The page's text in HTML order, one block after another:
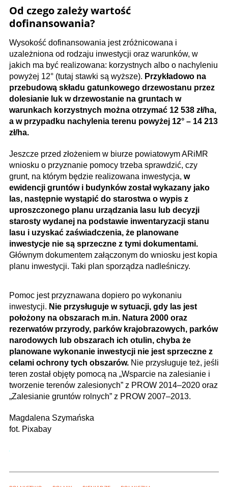
Od czego zależy wartość
dofinansowania?
Wysokość dofinansowania jest zróżnicowana i
uzależniona od rodzaju inwestycji oraz warunków, w
jakich ma być realizowana: korzystnych albo o nachyleniu
powyżej 12° (tutaj stawki są wyższe). Przykładowo na
przebudową składu gatunkowego drzewostanu przez
dolesianie luk w drzewostanie na gruntach w
warunkach korzystnych można otrzymać 12 538 zł/ha,
a w przypadku nachylenia terenu powyżej 12° – 14 213
zł/ha.
Jeszcze przed złożeniem w biurze powiatowym ARiMR
wniosku o przyznanie pomocy trzeba sprawdzić, czy
grunt, na którym będzie realizowana inwestycja, w
ewidencji gruntów i budynków został wykazany jako
las, następnie wystąpić do starostwa o wypis z
uproszczonego planu urządzania lasu lub decyzji
starosty wydanej na podstawie inwentaryzacji stanu
lasu i uzyskać zaświadczenia, że planowane
inwestycje nie są sprzeczne z tymi dokumentami.
Głównym dokumentem załączonym do wniosku jest kopia
planu inwestycji. Taki plan sporządza nadleśniczy.
Pomoc jest przyznawana dopiero po wykonaniu
inwestycji. Nie przysługuje w sytuacji, gdy las jest
położony na obszarach m.in. Natura 2000 oraz
rezerwatów przyrody, parków krajobrazowych, parków
narodowych lub obszarach ich otulin, chyba że
planowane wykonanie inwestycji nie jest sprzeczne z
celami ochrony tych obszarów. Nie przysługuje też, jeśli
teren został objęty pomocą na „Wsparcie na zalesianie i
tworzenie terenów zalesionych” z PROW 2014–2020 oraz
„Zalesianie gruntów rolnych” z PROW 2007–2013.
Magdalena Szymańska
fot. Pixabay